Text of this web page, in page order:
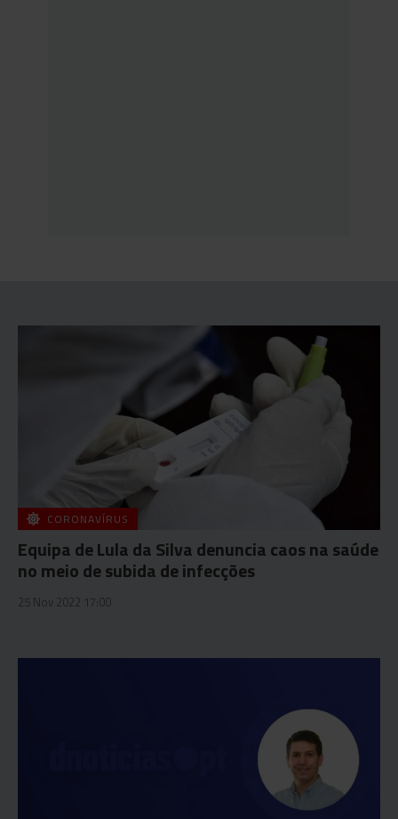
CORONAVÍRUS
Equipa de Lula da Silva denuncia caos na saúde
no meio de subida de infecções
25 Nov 2022 17:00